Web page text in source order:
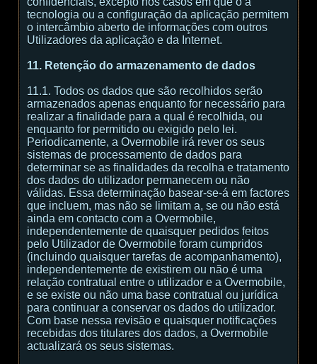
tecnologia ou a configuração da aplicação permitem
o intercâmbio aberto de informações com outros
Utilizadores da aplicação e da Internet.
11. Retenção do armazenamento de dados
11.1. Todos os dados que são recolhidos serão
armazenados apenas enquanto for necessário para
realizar a finalidade para a qual é recolhida, ou
enquanto for permitido ou exigido pelo lei.
Periodicamente, a Overmobile irá rever os seus
sistemas de processamento de dados para
determinar se as finalidades da recolha e tratamento
dos dados do utilizador permanecem ou não
válidas. Essa determinação basear-se-á em factores
que incluem, mas não se limitam a, se ou não está
ainda em contacto com a Overmobile,
independentemente de quaisquer pedidos feitos
pelo Utilizador de Overmobile foram cumpridos
(incluindo quaisquer tarefas de acompanhamento),
independentemente de existirem ou não é uma
relação contratual entre o utilizador e a Overmobile,
e se existe ou não uma base contratual ou jurídica
para continuar a conservar os dados do utilizador.
Com base nessa revisão e quaisquer notificações
recebidas dos titulares dos dados, a Overmobile
actualizará os seus sistemas.